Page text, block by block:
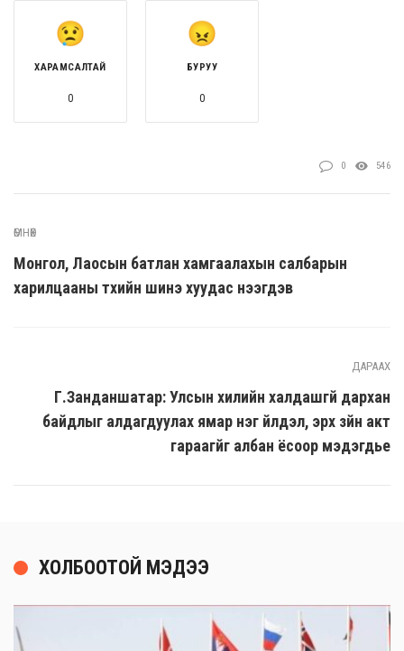
ХАРАМСАЛТАЙ
0
БУРУУ
0
0 546
ӨМНӨХ
Монгол, Лаосын батлан хамгаалахын салбарын
харилцааны түүхийн шинэ хуудас нээгдэв
ДАРААХ
Г.Занданшатар: Улсын хилийн халдашгүй дархан
байдлыг алдагдуулах ямар нэг үйлдэл, эрх зүйн акт
гараагүйг албан ёсоор мэдэгдье
ХОЛБООТОЙ МЭДЭЭ